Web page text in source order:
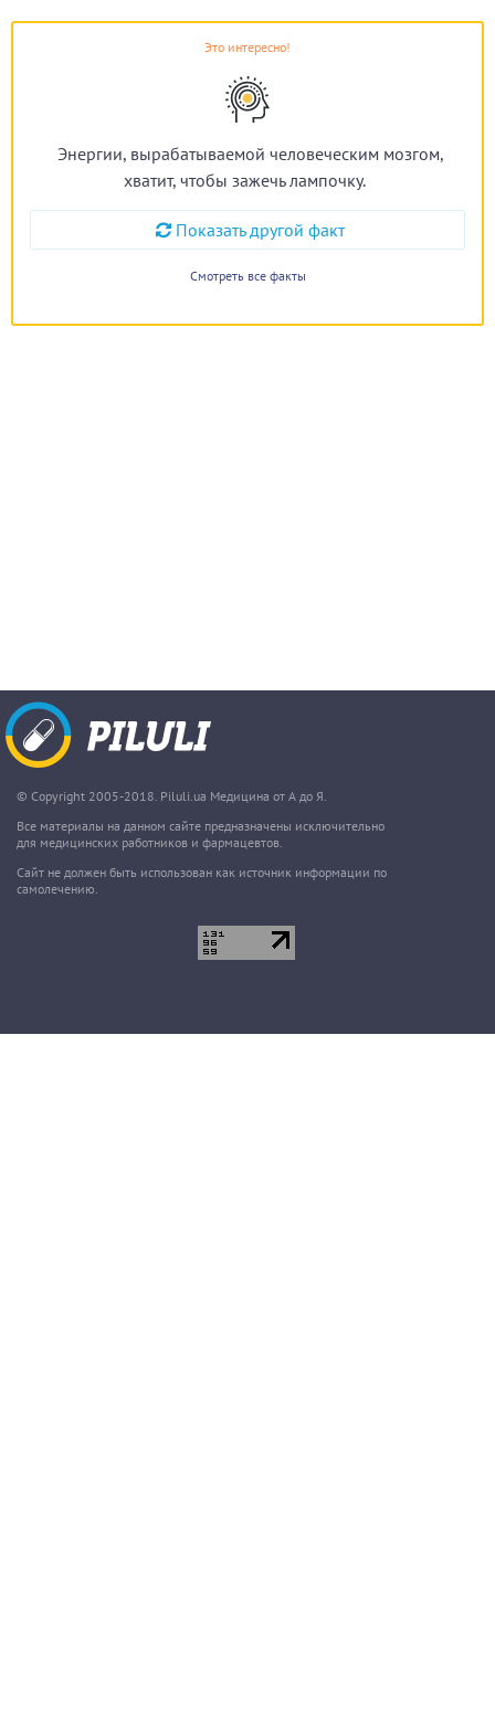
Это интересно!
Энергии, вырабатываемой человеческим мозгом,
хватит, чтобы зажечь лампочку.
Показать другой факт
Смотреть все факты
© Copyright 2005-2018. Piluli.ua Медицина от А до Я.
Все материалы на данном сайте предназначены исключительно
для медицинских работников и фармацевтов.
Сайт не должен быть использован как источник информации по
самолечению.